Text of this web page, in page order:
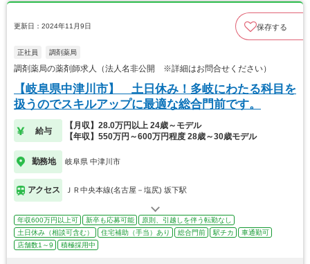
更新日：2024年11月9日 保存する
正社員 調剤薬局
調剤薬局の薬剤師求人（法人名非公開 ※詳細はお問合せください）
【岐阜県中津川市】 土日休み！多岐にわたる科目を
扱うのでスキルアップに最適な総合門前です。
給与
【月収】28.0万円以上 24歳～モデル
【年収】550万円～600万円程度 28歳～30歳モデル
勤務地 岐阜県 中津川市
アクセス ＪＲ中央本線(名古屋－塩尻) 坂下駅
年収600万円以上可 新卒も応募可能
原則、引越しを伴う転勤なし
土日休み（相談可含む）
住宅補助（手当）あり 総合門前 駅チカ
車通勤可
店舗数1～9
積極採用中